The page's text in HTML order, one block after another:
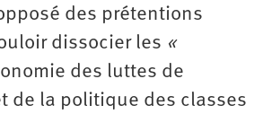
des prétentions
dissocier les «
des luttes de
de la politique des classes